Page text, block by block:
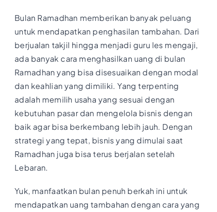
Bulan Ramadhan memberikan banyak peluang
untuk mendapatkan penghasilan tambahan. Dari
berjualan takjil hingga menjadi guru les mengaji,
ada banyak cara menghasilkan uang di bulan
Ramadhan yang bisa disesuaikan dengan modal
dan keahlian yang dimiliki. Yang terpenting
adalah memilih usaha yang sesuai dengan
kebutuhan pasar dan mengelola bisnis dengan
baik agar bisa berkembang lebih jauh. Dengan
strategi yang tepat, bisnis yang dimulai saat
Ramadhan juga bisa terus berjalan setelah
Lebaran.
Yuk, manfaatkan bulan penuh berkah ini untuk
mendapatkan uang tambahan dengan cara yang